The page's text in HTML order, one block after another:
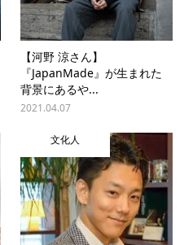
【河野 涼さん】
『JapanMade』が生まれた
背景にあるや...
2021.04.07
文化人